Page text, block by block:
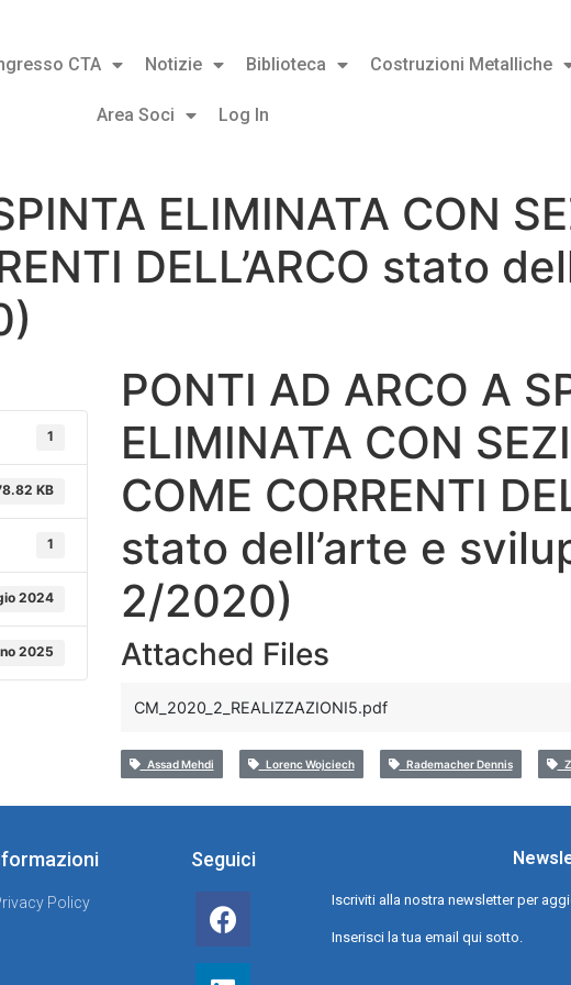
CTA Notizie Biblioteca Costruzioni Metalliche
Area Soci Log In
ELIMINATA CON
DELL’ARCO stato
1
KB
1
2024
2025
PONTI AD ARCO A
ELIMINATA CON
COME CORRENTI
stato dell’arte e
2/2020)
Attached Files
CM_2020_2_REALIZZAZIONI5.pdf
Assad Mehdi Lorenc Wojciech Rademacher Dennis
Policy
Seguici
Iscriviti alla nostra newsletter per
Inserisci la tua email qui sotto.